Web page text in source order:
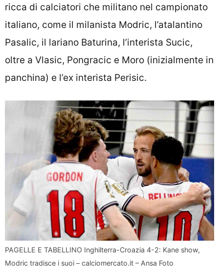
ricca di calciatori che militano nel campionato
italiano, come il milanista Modric, l’atalantino
Pasalic, il lariano Baturina, l’interista Sucic,
oltre a Vlasic, Pongracic e Moro (inizialmente in
panchina) e l’ex interista Perisic.
PAGELLE E TABELLINO Inghilterra-Croazia 4-2: Kane show,
Modric tradisce i suoi – calciomercato.it – Ansa Foto